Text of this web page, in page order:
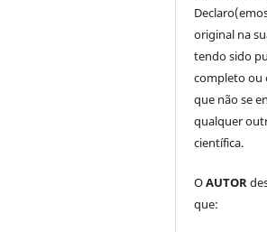
original na
tendo sido
completo ou
que não se
qualquer
científica.
OAUTOR
que: